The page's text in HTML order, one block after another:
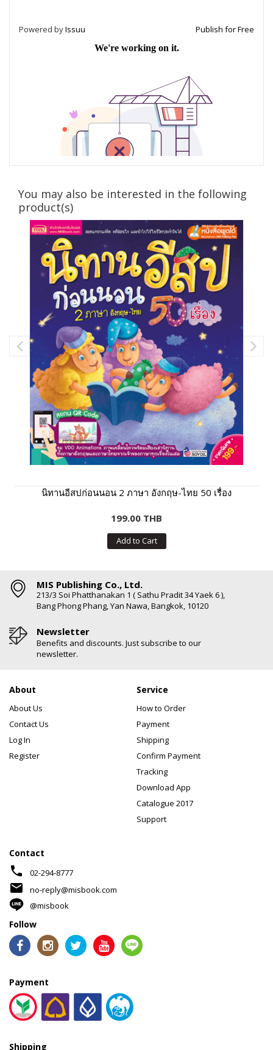
Powered byIssuu Publish for Free
You may also be interested in the following
product(s)
นิทานอีสปก่อนนอน 2 ภาษา อังกฤษ-ไทย 50 เรื่อง
199.00 THB
Add to Cart
MIS Publishing Co., Ltd.
213/3 Soi Phatthanakan 1 ( Sathu Pradit 34 Yaek 6 ),
Bang Phong Phang, Yan Nawa, Bangkok, 10120
Newsletter
Benefits and discounts. Just subscribe to our
newsletter.
About
About Us
Contact Us
Log In
Register
Service
How to Order
Payment
Shipping
Confirm Payment
Tracking
Download App
Catalogue 2017
Support
Contact
phone 02-294-8777
mail
no-reply@misbook.com
@misbook
Follow
Payment
Shipping